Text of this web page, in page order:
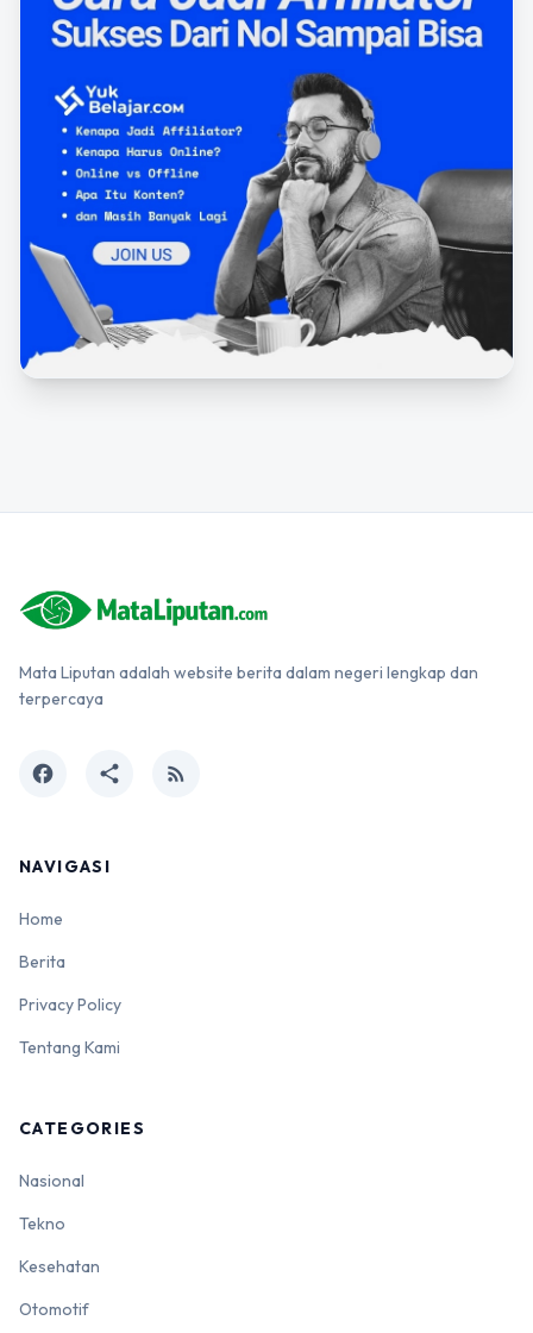
Mata Liputan adalah website berita dalam negeri lengkap dan
terpercaya
facebook share rss_feed
NAVIGASI
Home
Berita
Privacy Policy
Tentang Kami
CATEGORIES
Nasional
Tekno
Kesehatan
Otomotif